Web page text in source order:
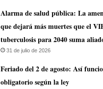
​Alarma de salud pública: La
que dejará más muertes que el
tuberculosis para 2040 suma
31 de julio de 2026
Feriado del 2 de agosto: Así
obligatorio según la ley